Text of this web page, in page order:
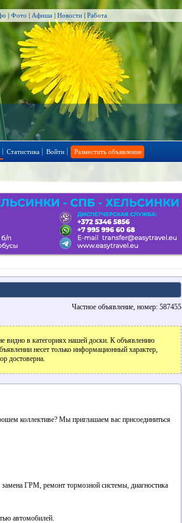
| Фото | Афиша | Новости | Работа
Статистика Войти Разместить объявление
Частное объявление, номер: 587455
видно в категориях нашей доски. К объявлению
несет только информационный характер,
достоверна.
коллективе? Мы приглашаем вас присоединиться
ГРМ, ремонт тормозной системы, диагностика
автомобилей.